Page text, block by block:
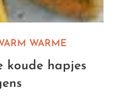
WARME
koude hapjes